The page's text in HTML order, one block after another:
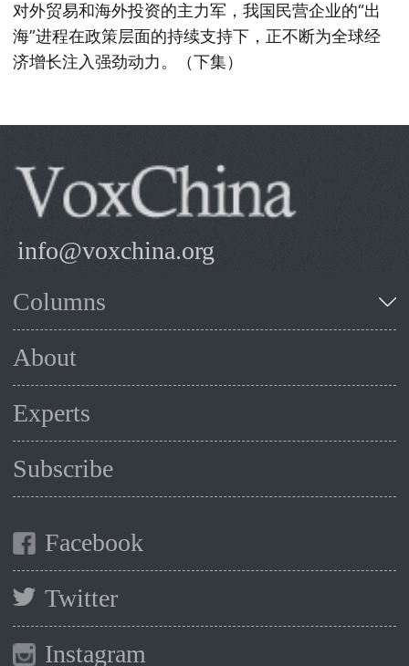
对外贸易和海外投资的主力军，我国民营企业的“出
海”进程在政策层面的持续支持下，正不断为全球经
济增长注入强劲动力。（下集）
info@voxchina.org
Columns
About
Experts
Subscribe
Facebook
Twitter
Instagram